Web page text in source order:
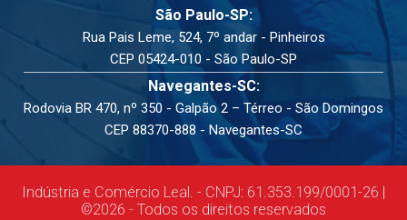
São Paulo-SP:
Rua Pais Leme, 524, 7º andar - Pinheiros
CEP 05424-010 - São Paulo-SP
Navegantes-SC:
Rodovia BR 470, nº 350 - Galpão 2 – Térreo - São Domingos
CEP 88370-888 - Navegantes-SC
Indústria e Comércio Leal. - CNPJ: 61.353.199/0001-26 |
©2026 - Todos os direitos reservados